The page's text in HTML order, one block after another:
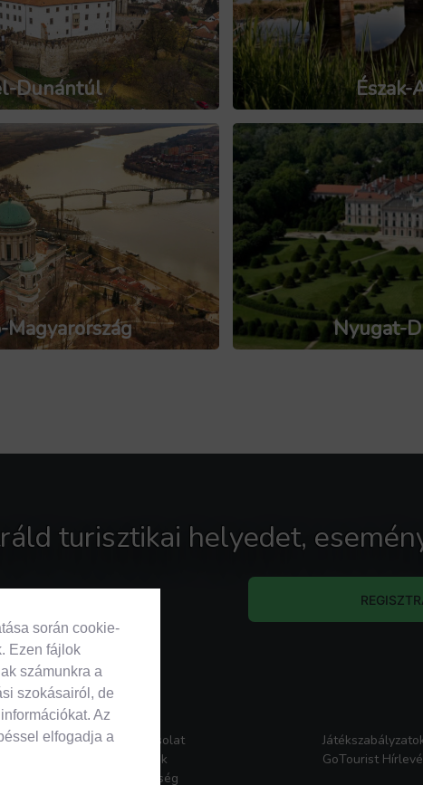
során cookie-
Ezen fájlok
számunkra a
szokásairól, de
Az
elfogadja a
Dunántúl
Magyarország Nyugat-
turisztikai helyedet,
Kapcsolat
Rólunk
Segítség
GoTourist